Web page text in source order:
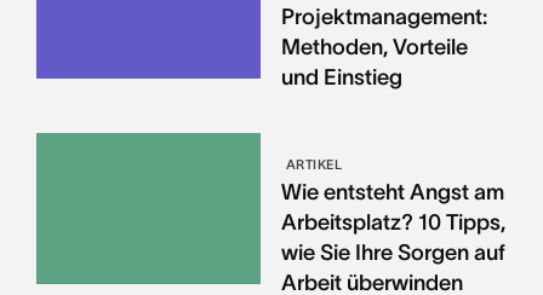
Projektmanagement:
Methoden, Vorteile
und Einstieg
ARTIKEL
Wie entsteht Angst am
Arbeitsplatz? 10 Tipps,
wie Sie Ihre Sorgen auf
Arbeit überwinden